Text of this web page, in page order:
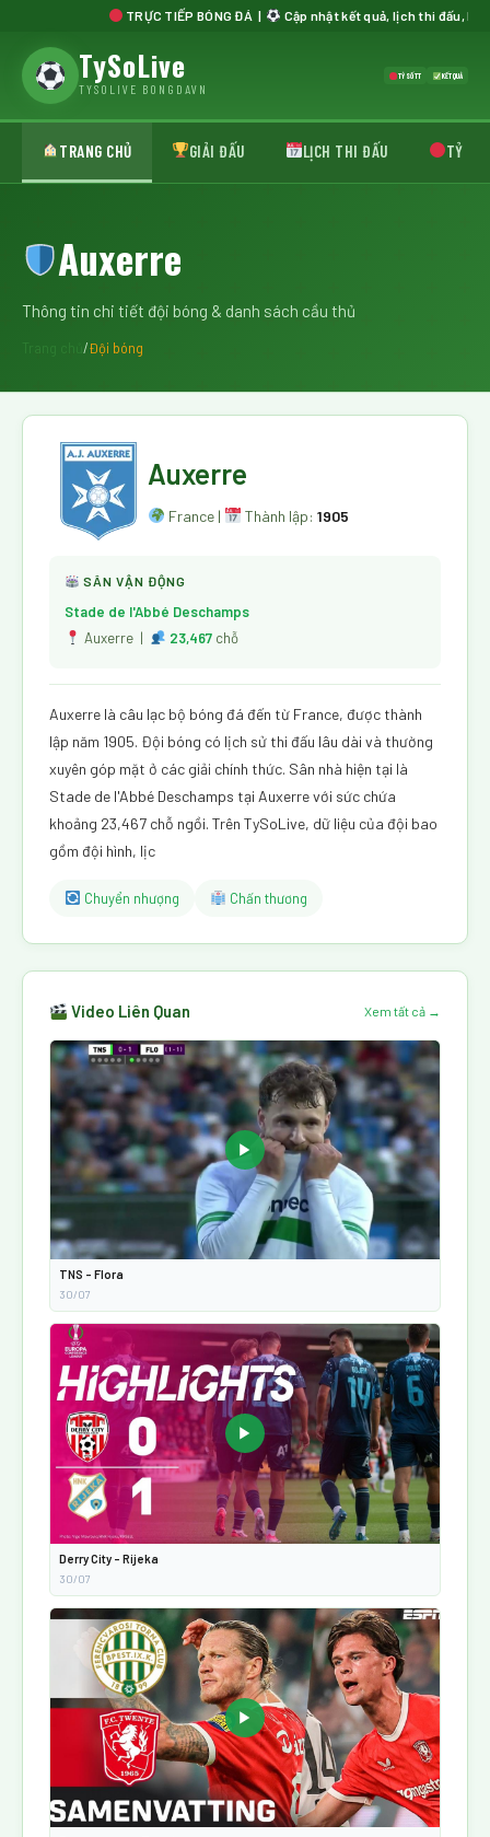
TRỰC TIẾP BÓNG ĐÁ | Cập nhật kết quả, lịch thi đấu, bảng xếp
TySoLive
TYSOLIVE BONGDAVN
TỶ SỐ TT KẾT QUẢ
TRANG CHỦ GIẢI ĐẤU LỊCH THI ĐẤU TỶ SỐ
Auxerre
Thông tin chi tiết đội bóng & danh sách cầu thủ
/Đội bóng
Auxerre
France | Thành lập: 1905
SÂN VẬN ĐỘNG
Stade de l'Abbé Deschamps
Auxerre |
23,467chỗ
Auxerre là câu lạc bộ bóng đá đến từ France, được thành
lập năm 1905. Đội bóng có lịch sử thi đấu lâu dài và thường
xuyên góp mặt ở các giải chính thức. Sân nhà hiện tại là
Stade de l'Abbé Deschamps tại Auxerre với sức chứa
khoảng 23,467 chỗ ngồi. Trên TySoLive, dữ liệu của đội bao
gồm đội hình, lịc
Chuyển nhượng Chấn thương
Video Liên Quan Xem tất cả →
▶
TNS - Flora
30/07
▶
Derry City - Rijeka
30/07
▶